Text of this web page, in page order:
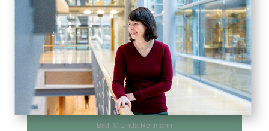
Bild: © Linda Heitmann